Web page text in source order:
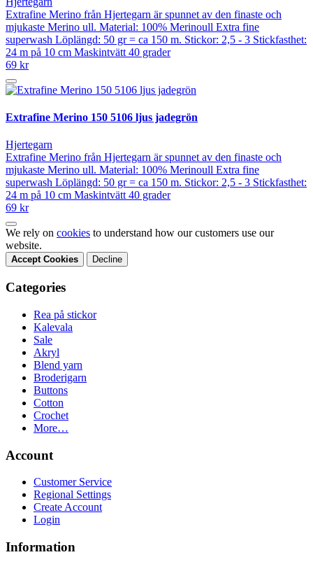
Extrafine Merino från Hjertegarn är spunnet av den finaste och
mjukaste Merino ull. Material: 100% Merinoull Extra fine
superwash Löplängd: 50 gr = ca 150 m. Stickor: 2,5 - 3 Stickfasthet:
24 m på 10 cm Maskintvätt 40 grader
69 kr
Extrafine Merino 150 5106 ljus jadegrön
Hjertegarn
Extrafine Merino från Hjertegarn är spunnet av den finaste och
mjukaste Merino ull. Material: 100% Merinoull Extra fine
superwash Löplängd: 50 gr = ca 150 m. Stickor: 2,5 - 3 Stickfasthet:
24 m på 10 cm Maskintvätt 40 grader
69 kr
We rely on cookies to understand how our customers use our
website.
Accept Cookies Decline
Categories
Rea på stickor
Kalevala
Sale
Akryl
Blend yarn
Broderigarn
Buttons
Cotton
Crochet
More…
Account
Customer Service
Regional Settings
Create Account
Login
Information